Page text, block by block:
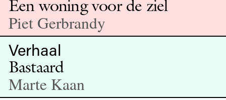
Een woning voor de ziel
Piet Gerbrandy
Verhaal
Bastaard
Marte Kaan